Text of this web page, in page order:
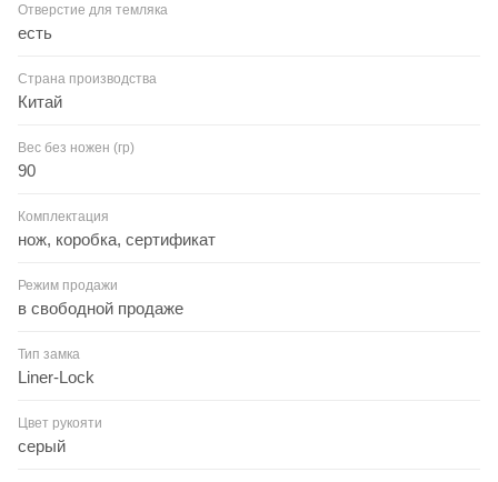
Отверстие для темляка
есть
Страна производства
Китай
Вес без ножен (гр)
90
Комплектация
нож, коробка, сертификат
Режим продажи
в свободной продаже
Тип замка
Liner-Lock
Цвет рукояти
серый